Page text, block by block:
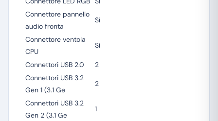
Connettore pannello
audio fronta
Sì
Connettore ventola
CPU
Sì
Connettori USB 2.0
2
Connettori USB 3.2
Gen 1 (3.1 Ge
2
Connettori USB 3.2
Gen 2 (3.1 Ge
1